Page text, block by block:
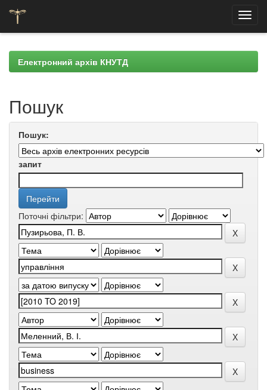
navigationЕлектронний архів КНУТД
Пошук
Пошук:
запит
Поточні фільтри: